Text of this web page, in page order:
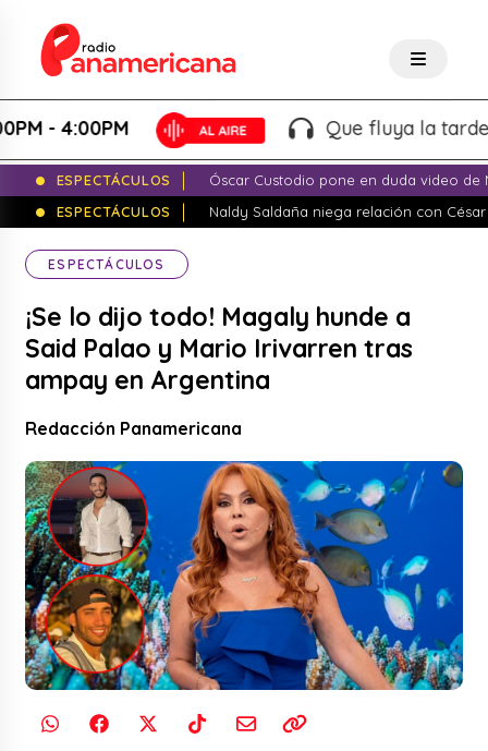
4:00PM Que fluya la tarde! -
ESPECTÁCULOS
Óscar Custodio pone en duda video de
ESPECTÁCULOS
Naldy Saldaña niega relación con
ESPECTÁCULOS
¡Se lo dijo todo! Magaly hunde a
Said Palao y Mario Irivarren tras
ampay en Argentina
Redacción Panamericana